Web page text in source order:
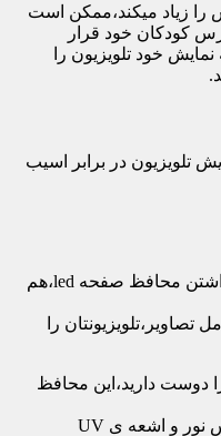
را زیاد میکند،ممکن است
کودکان خود قرار
خود تلویزیون را
تا از صفحه نمایش تلویزیون در برابر اسیب
محافظ ها با شفافیت بالایی که دارند،علاوه بر افزایش امنیت تلویزیون،کیفیت تصویر را نیز به نحو چشمگیری حفظ می کنند و خللی در طراحی شیک تلویزیون ایجاد نمی کنند.پس با داشتن محافظ صفحه led،هم
را
دوست دارید،این محافظ
جدا از محافظت از نمایشگر توسط این محصول،همچنین به عنوان فیلتر در برابر 96٪ تا 99٪ اشعه ماوراء بنفش از چشم و پوست محافظت به عمل می آورد.مقاومت در برابر انعکاس نور و اشعه ی UV